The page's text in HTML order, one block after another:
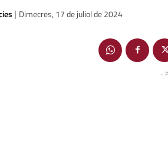
| Dimecres, 17 de juliol de 2024
-